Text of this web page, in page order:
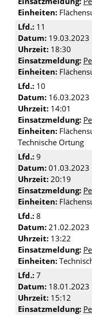
Einheiten:
Lfd.: 11
Datum: 19.03.2023
Uhrzeit: 18:30
Einsatzmeldung:
Einheiten:
Lfd.: 10
Datum: 16.03.2023
Uhrzeit: 14:01
Einsatzmeldung:
Einheiten:
Technische Ortung
Lfd.: 9
Datum: 01.03.2023
Uhrzeit: 20:19
Einsatzmeldung:
Einheiten:
Lfd.: 8
Datum: 21.02.2023
Uhrzeit: 13:22
Einsatzmeldung:
Einheiten:
Lfd.: 7
Datum: 18.01.2023
Uhrzeit: 15:12
Einsatzmeldung: